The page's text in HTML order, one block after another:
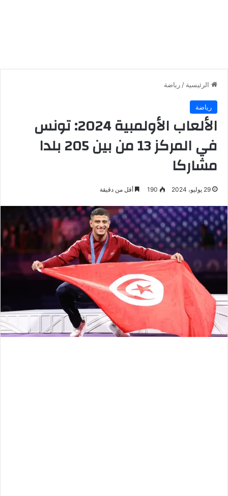
الرئيسية / رياضة
رياضة
الألعاب الأولمبية 2024: تونس
في المركز 13 من بين 205 بلدا
مشاركا
29 يوليو، 2024 190 أقل من دقيقة